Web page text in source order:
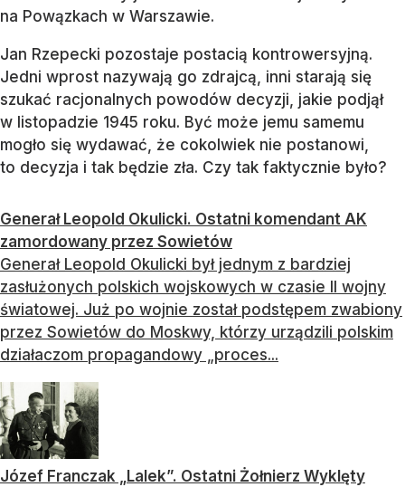
na Powązkach w Warszawie.
Jan Rzepecki pozostaje postacią kontrowersyjną.
Jedni wprost nazywają go zdrajcą, inni starają się
szukać racjonalnych powodów decyzji, jakie podjął
w listopadzie 1945 roku. Być może jemu samemu
mogło się wydawać, że cokolwiek nie postanowi,
to decyzja i tak będzie zła. Czy tak faktycznie było?
Generał Leopold Okulicki. Ostatni komendant AK
zamordowany przez Sowietów
Generał Leopold Okulicki był jednym z bardziej
zasłużonych polskich wojskowych w czasie II wojny
światowej. Już po wojnie został podstępem zwabiony
przez Sowietów do Moskwy, którzy urządzili polskim
działaczom propagandowy „proces...
Józef Franczak „Lalek”. Ostatni Żołnierz Wyklęty